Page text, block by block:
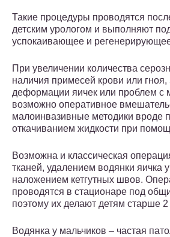
Такие процедуры проводятся
детским урологом и выполняют
успокаивающее и
При увеличении количества
наличия примесей крови или гноя,
деформации яичек или проблем с
возможно оперативное
малоинвазивные методики вроде
откачиванием жидкости при
Возможна и классическая
тканей, удалением водянки яичка
наложением кетгутных швов.
проводятся в стационаре под
поэтому их делают детям старше 2
Водянка у мальчиков – частая